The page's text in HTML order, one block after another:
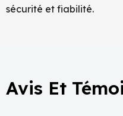
sécurité et fiabilité.
Avis Et